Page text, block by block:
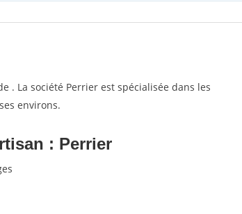
. La société Perrier est spécialisée dans les
environs.
: Perrier